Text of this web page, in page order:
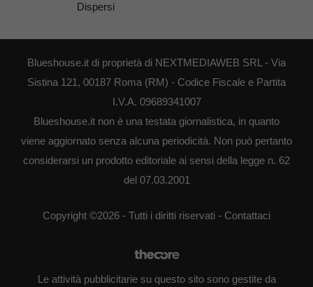
Dispersi
Blueshouse.it di proprietà di NEXTMEDIAWEB SRL - Via
Sistina 121, 00187 Roma (RM) - Codice Fiscale e Partita
I.V.A. 09689341007
Blueshouse.it non è una testata giornalistica, in quanto
viene aggiornato senza alcuna periodicità. Non può pertanto
considerarsi un prodotto editoriale ai sensi della legge n. 62
del 07.03.2001
Copyright ©2026 - Tutti i diritti riservati - Contattaci
Le attività pubblicitarie su questo sito sono gestite da